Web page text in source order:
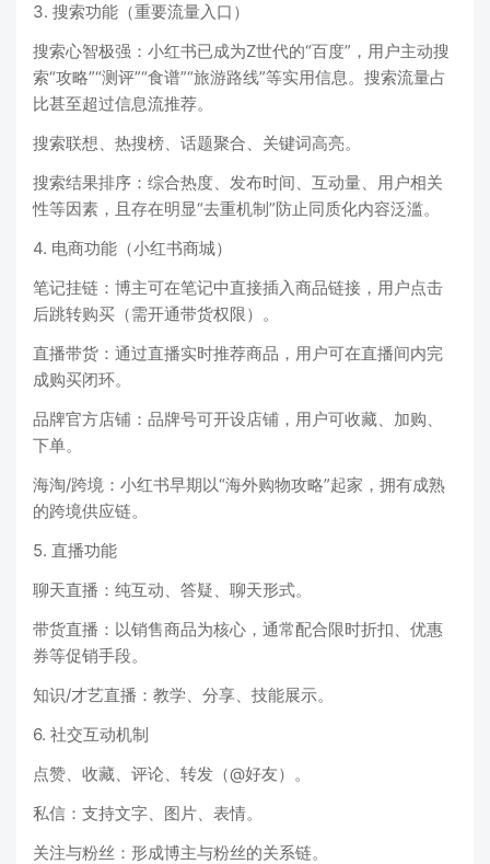
3. 搜索功能（重要流量入口）
搜索心智极强：小红书已成为Z世代的“百度”，用户主动搜
索“攻略”“测评”“食谱”“旅游路线”等实用信息。搜索流量占
比甚至超过信息流推荐。
搜索联想、热搜榜、话题聚合、关键词高亮。
搜索结果排序：综合热度、发布时间、互动量、用户相关
性等因素，且存在明显“去重机制”防止同质化内容泛滥。
4. 电商功能（小红书商城）
笔记挂链：博主可在笔记中直接插入商品链接，用户点击
后跳转购买（需开通带货权限）。
直播带货：通过直播实时推荐商品，用户可在直播间内完
成购买闭环。
品牌官方店铺：品牌号可开设店铺，用户可收藏、加购、
下单。
海淘/跨境：小红书早期以“海外购物攻略”起家，拥有成熟
的跨境供应链。
5. 直播功能
聊天直播：纯互动、答疑、聊天形式。
带货直播：以销售商品为核心，通常配合限时折扣、优惠
券等促销手段。
知识/才艺直播：教学、分享、技能展示。
6. 社交互动机制
点赞、收藏、评论、转发（@好友）。
私信：支持文字、图片、表情。
关注与粉丝：形成博主与粉丝的关系链。